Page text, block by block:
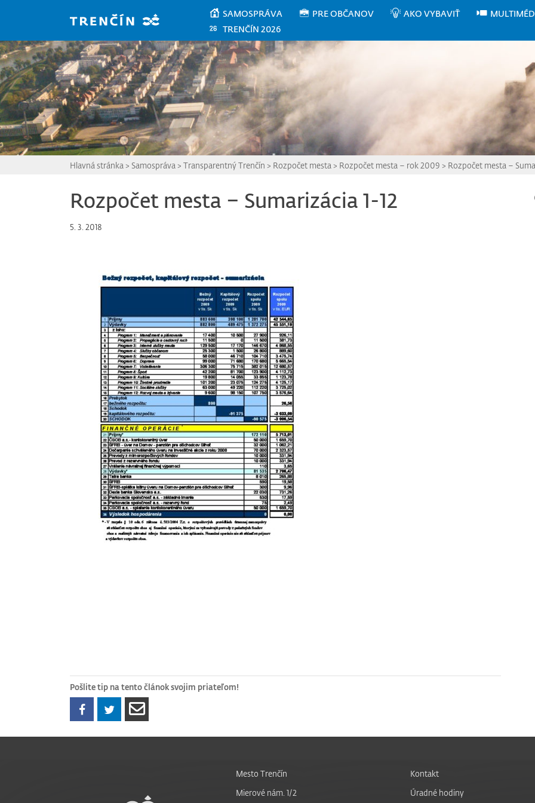
SAMOSPRÁVA PRE OBČANOV AKO VYBAVIŤ
TRENČÍN 2026
Hlavná stránka > Samospráva > Transparentný Trenčín > Rozpočet mesta > Rozpočet mesta – rok 2009 > Rozpočet mesta –
Rozpočet mesta – Sumarizácia 1-12
5. 3. 2018
Pošlite tip na tento článok svojim priateľom!
Mesto Trenčín
Mierové nám. 1/2
Kontakt
Úradné hodiny